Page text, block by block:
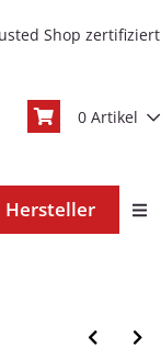
Shop zertifiziert
0 Artikel
Hersteller